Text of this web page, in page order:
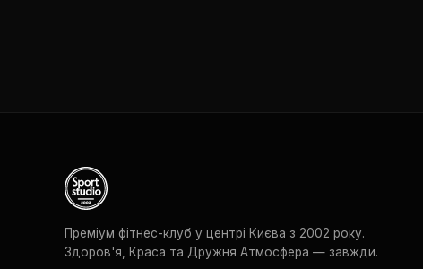
Преміум фітнес-клуб у центрі Києва з 2002 року.
Здоров'я, Краса та Дружня Атмосфера — завжди.